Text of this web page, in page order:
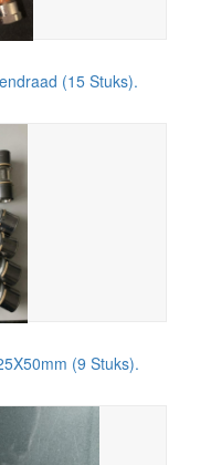
(15 Stuks).
(9 Stuks).